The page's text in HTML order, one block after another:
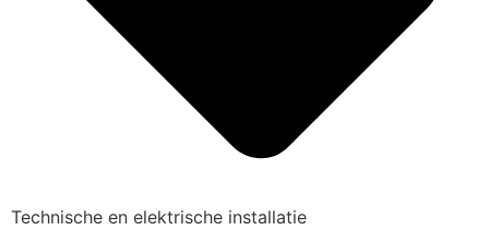
Technische en elektrische installatie